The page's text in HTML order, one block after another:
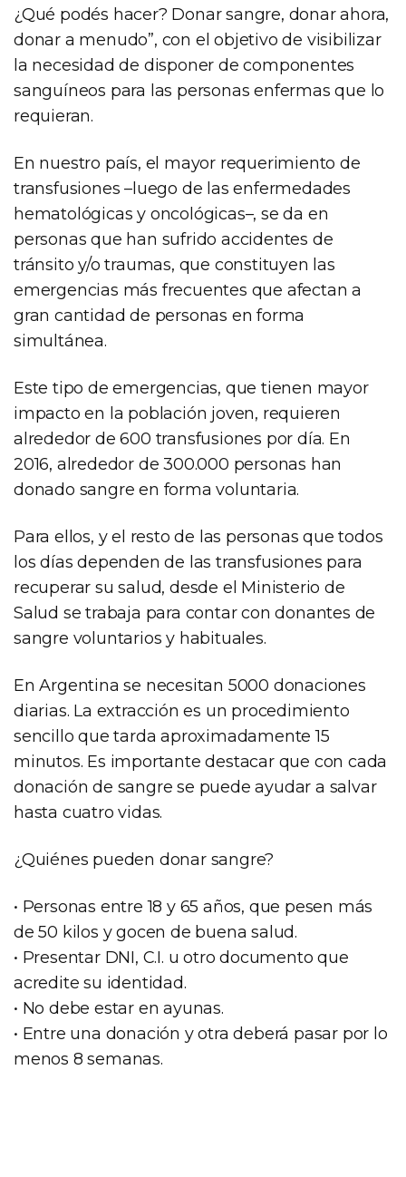
¿Qué podés hacer? Donar sangre, donar ahora,
donar a menudo”, con el objetivo de visibilizar
la necesidad de disponer de componentes
sanguíneos para las personas enfermas que lo
requieran.
En nuestro país, el mayor requerimiento de
transfusiones –luego de las enfermedades
hematológicas y oncológicas–, se da en
personas que han sufrido accidentes de
tránsito y/o traumas, que constituyen las
emergencias más frecuentes que afectan a
gran cantidad de personas en forma
simultánea.
Este tipo de emergencias, que tienen mayor
impacto en la población joven, requieren
alrededor de 600 transfusiones por día. En
2016, alrededor de 300.000 personas han
donado sangre en forma voluntaria.
Para ellos, y el resto de las personas que todos
los días dependen de las transfusiones para
recuperar su salud, desde el Ministerio de
Salud se trabaja para contar con donantes de
sangre voluntarios y habituales.
En Argentina se necesitan 5000 donaciones
diarias. La extracción es un procedimiento
sencillo que tarda aproximadamente 15
minutos. Es importante destacar que con cada
donación de sangre se puede ayudar a salvar
hasta cuatro vidas.
¿Quiénes pueden donar sangre?
• Personas entre 18 y 65 años, que pesen más
de 50 kilos y gocen de buena salud.
• Presentar DNI, C.I. u otro documento que
acredite su identidad.
• No debe estar en ayunas.
• Entre una donación y otra deberá pasar por lo
menos 8 semanas.